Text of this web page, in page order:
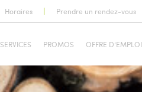
Horaires Prendre un rendez-vous
SERVICES PROMOS OFFRE